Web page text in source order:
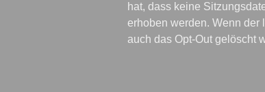
hat, dass keine
erhoben werden. Wenn der
auch das Opt-Out gelöscht